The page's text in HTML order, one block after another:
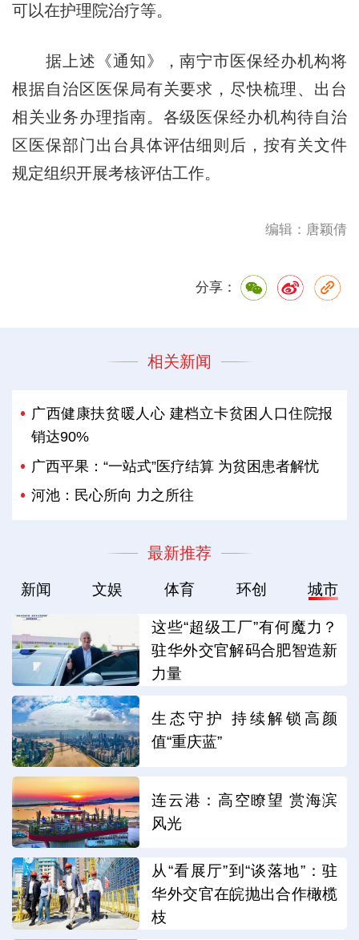
可以在护理院治疗等。
据上述《通知》，南宁市医保经办机构将
根据自治区医保局有关要求，尽快梳理、出台
相关业务办理指南。各级医保经办机构待自治
区医保部门出台具体评估细则后，按有关文件
规定组织开展考核评估工作。
编辑：唐颖倩
分享：
相关新闻
广西健康扶贫暖人心 建档立卡贫困人口住院报
销达90%
广西平果：“一站式”医疗结算 为贫困患者解忧
河池：民心所向 力之所往
最新推荐
新闻 文娱 体育 环创 城市
这些“超级工厂”有何魔力？
驻华外交官解码合肥智造新
力量
生态守护 持续解锁高颜
值“重庆蓝”
连云港：高空瞭望 赏海滨
风光
从“看展厅”到“谈落地”：驻
华外交官在皖抛出合作橄榄
枝